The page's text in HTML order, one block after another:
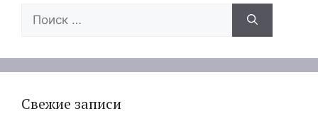
Поиск:
Свежие записи